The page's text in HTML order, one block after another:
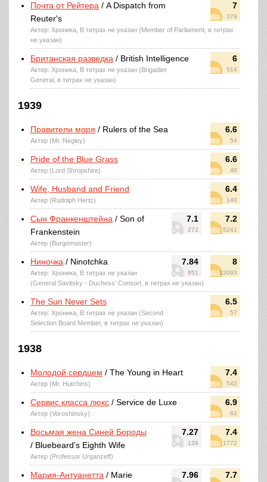
7
379
Почта от Рейтера / A Dispatch from
Reuter's
Актер: Хроника, В титрах не указан (Member of Parliament, в титрах
не указан)
6
514
Британская разведка / British Intelligence
Актер: Хроника, В титрах не указан (Brigadier
General, в титрах не указан)
1939
6.6
54
Правители моря / Rulers of the Sea
Актер (Mr. Negley)
6.6
48
Pride of the Blue Grass
Актер (Lord Shropshire)
6.4
140
Wife, Husband and Friend
Актер (Rudolph Hertz)
7.1
272
7.2
5241
Сын Франкенштейна / Son of
Frankenstein
Актер (Burgomaster)
7.84
951
8
12093
Ниночка / Ninotchka
Актер: Хроника, В титрах не указан
(General Savitsky - Duchess' Consort, в титрах не указан)
6.5
57
The Sun Never Sets
Актер: Хроника, В титрах не указан (Second
Selection Board Member, в титрах не указан)
1938
7.4
542
Молодой сердцем / The Young in Heart
Актер (Mr. Hutchins)
6.9
62
Сервис класса люкс / Service de Luxe
Актер (Voroshinsky)
7.27
139
7.4
1772
Восьмая жена Синей Бороды
/ Bluebeard's Eighth Wife
Актер (Professor Urganzeff)
7.96 7.7
Мария-Антуанетта / Marie